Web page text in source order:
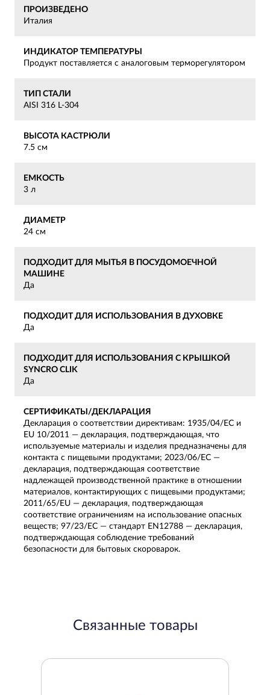
ПРОИЗВЕДЕНО
Италия
ИНДИКАТОР ТЕМПЕРАТУРЫ
Продукт поставляется с аналоговым терморегулятором
ТИП СТАЛИ
AISI 316 L-304
ВЫСОТА КАСТРЮЛИ
7.5 см
ЕМКОСТЬ
3 л
ДИАМЕТР
24 см
ПОДХОДИТ ДЛЯ МЫТЬЯ В ПОСУДОМОЕЧНОЙ
МАШИНЕ
Да
ПОДХОДИТ ДЛЯ ИСПОЛЬЗОВАНИЯ В ДУХОВКЕ
Да
ПОДХОДИТ ДЛЯ ИСПОЛЬЗОВАНИЯ С КРЫШКОЙ
SYNCRO CLIK
Да
СЕРТИФИКАТЫ/ДЕКЛАРАЦИЯ
Декларация о соответствии директивам: 1935/04/EC и
EU 10/2011 — декларация, подтверждающая, что
используемые материалы и изделия предназначены для
контакта с пищевыми продуктами; 2023/06/EC —
декларация, подтверждающая соответствие
надлежащей производственной практике в отношении
материалов, контактирующих с пищевыми продуктами;
2011/65/EU — декларация, подтверждающая
соответствие ограничениям на использование опасных
веществ; 97/23/EC — стандарт EN12788 — декларация,
подтверждающая соблюдение требований
безопасности для бытовых скороварок.
Связанные товары